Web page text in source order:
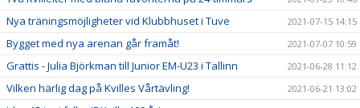
Nya träningsmöjligheter vid Klubbhuset i Tuve 2021-07-15 14:15
Bygget med nya arenan går framåt! 2021-07-07 10:59
Grattis - Julia Björkman till Junior EM-U23 i Tallinn 2021-06-28 11:12
Vilken härlig dag på Kvilles Vårtävling! 2021-06-21 13:02